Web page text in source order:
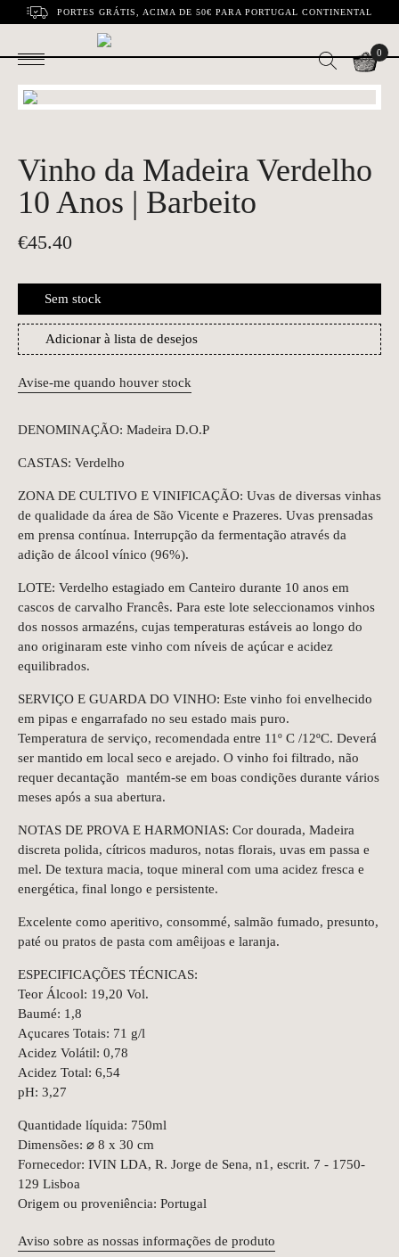
PORTES GRÁTIS, ACIMA DE 50€ PARA PORTUGAL CONTINENTAL
0
Vinho da Madeira Verdelho
10 Anos | Barbeito
€45.40
Sem stock
Adicionar à lista de desejos
Avise-me quando houver stock
DENOMINAÇÃO: Madeira D.O.P
CASTAS: Verdelho
ZONA DE CULTIVO E VINIFICAÇÃO: Uvas de diversas vinhas
de qualidade da área de São Vicente e Prazeres. Uvas prensadas
em prensa contínua. Interrupção da fermentação através da
adição de álcool vínico (96%).
LOTE: Verdelho estagiado em Canteiro durante 10 anos em
cascos de carvalho Francês. Para este lote seleccionamos vinhos
dos nossos armazéns, cujas temperaturas estáveis ao longo do
ano originaram este vinho com níveis de açúcar e acidez
equilibrados.
SERVIÇO E GUARDA DO VINHO: Este vinho foi envelhecido
em pipas e engarrafado no seu estado mais puro.
Temperatura de serviço, recomendada entre 11º C /12ºC. Deverá
ser mantido em local seco e arejado. O vinho foi filtrado, não
requer decantação mantém-se em boas condições durante vários
meses após a sua abertura.
NOTAS DE PROVA E HARMONIAS: Cor dourada, Madeira
discreta polida, cítricos maduros, notas florais, uvas em passa e
mel. De textura macia, toque mineral com uma acidez fresca e
energética, final longo e persistente.
Excelente como aperitivo, consommé, salmão fumado, presunto,
paté ou pratos de pasta com amêijoas e laranja.
ESPECIFICAÇÕES TÉCNICAS:
Teor Álcool: 19,20 Vol.
Baumé: 1,8
Açucares Totais: 71 g/l
Acidez Volátil: 0,78
Acidez Total: 6,54
pH: 3,27
Quantidade líquida: 750ml
Dimensões: ⌀ 8 x 30 cm
Fornecedor: IVIN LDA, R. Jorge de Sena, n1, escrit. 7 - 1750-
129 Lisboa
Origem ou proveniência: Portugal
Aviso sobre as nossas informações de produto